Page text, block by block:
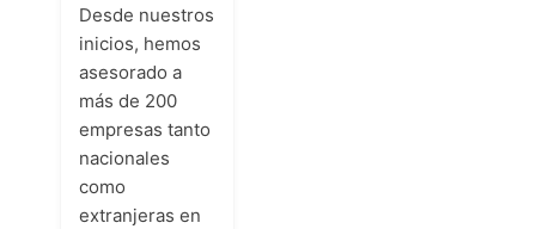
Desde nuestros
inicios, hemos
asesorado a
más de 200
empresas tanto
nacionales
como
extranjeras en